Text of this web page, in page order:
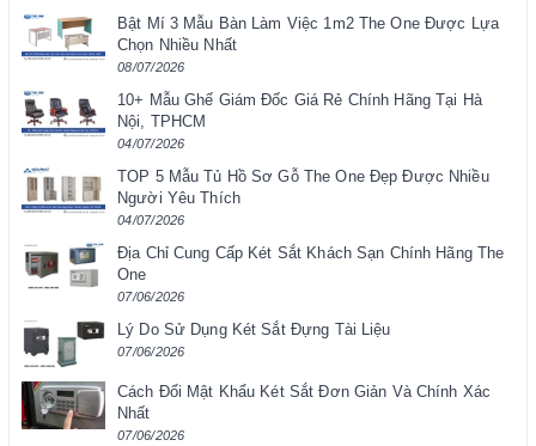
Bật Mí 3 Mẫu Bàn Làm Việc 1m2 The One Được Lựa
Chọn Nhiều Nhất
08/07/2026
10+ Mẫu Ghế Giám Đốc Giá Rẻ Chính Hãng Tại Hà
Nội, TPHCM
04/07/2026
TOP 5 Mẫu Tủ Hồ Sơ Gỗ The One Đẹp Được Nhiều
Người Yêu Thích
04/07/2026
Địa Chỉ Cung Cấp Két Sắt Khách Sạn Chính Hãng The
One
07/06/2026
Lý Do Sử Dụng Két Sắt Đựng Tài Liệu
07/06/2026
Cách Đổi Mật Khẩu Két Sắt Đơn Giản Và Chính Xác
Nhất
07/06/2026